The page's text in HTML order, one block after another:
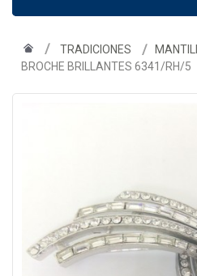
TRADICIONES
BROCHE BRILLANTES 6341/RH/5